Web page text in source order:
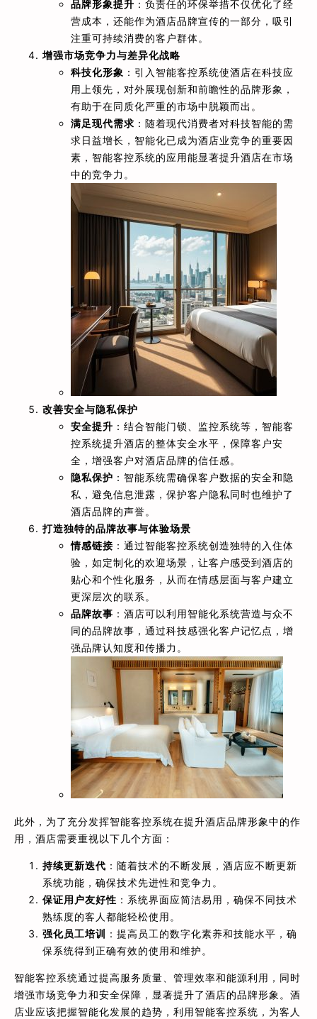
品牌形象提升 ：负责任的环保举措不仅优化了经
营成本，还能作为酒店品牌宣传的一部分，吸引
注重可持续消费的客户群体。
增强市场竞争力与差异化战略
科技化形象 ：引入智能客控系统使酒店在科技应
用上领先，对外展现创新和前瞻性的品牌形象，
有助于在同质化严重的市场中脱颖而出。
满足现代需求 ：随着现代消费者对科技智能的需
求日益增长，智能化已成为酒店业竞争的重要因
素，智能客控系统的应用能显著提升酒店在市场
中的竞争力。
改善安全与隐私保护
安全提升 ：结合智能门锁、监控系统等，智能客
控系统提升酒店的整体安全水平，保障客户安
全，增强客户对酒店品牌的信任感。
隐私保护 ：智能系统需确保客户数据的安全和隐
私，避免信息泄露，保护客户隐私同时也维护了
酒店品牌的声誉。
打造独特的品牌故事与体验场景
情感链接 ：通过智能客控系统创造独特的入住体
验，如定制化的欢迎场景，让客户感受到酒店的
贴心和个性化服务，从而在情感层面与客户建立
更深层次的联系。
品牌故事 ：酒店可以利用智能化系统营造与众不
同的品牌故事，通过科技感强化客户记忆点，增
强品牌认知度和传播力。
此外，为了充分发挥智能客控系统在提升酒店品牌形象中的作
用，酒店需要重视以下几个方面：
持续更新迭代 ：随着技术的不断发展，酒店应不断更新
系统功能，确保技术先进性和竞争力。
保证用户友好性 ：系统界面应简洁易用，确保不同技术
熟练度的客人都能轻松使用。
强化员工培训 ：提高员工的数字化素养和技能水平，确
保系统得到正确有效的使用和维护。
智能客控系统通过提高服务质量、管理效率和能源利用，同时
增强市场竞争力和安全保障，显著提升了酒店的品牌形象。酒
店业应该把握智能化发展的趋势，利用智能客控系统，为客人